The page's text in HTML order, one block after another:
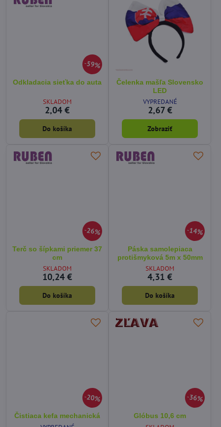
59%
Odkladacia sieťka do auta
SKLADOM
2,04 €
Do košíka
Čelenka mašľa Slovensko
LED
VYPREDANÉ
2,67 €
Zobraziť
26%
Terč so šípkami priemer 37
cm
SKLADOM
10,24 €
Do košíka
14%
Páska samolepiaca
protišmyková 5m x 50mm
SKLADOM
4,31 €
Do košíka
20%
Čistiaca kefa mechanická
36%
Glóbus 10,6 cm